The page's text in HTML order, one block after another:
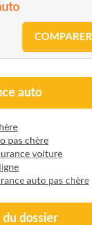
COMPARER
auto
pas chère
voiture
auto pas chère
dossier